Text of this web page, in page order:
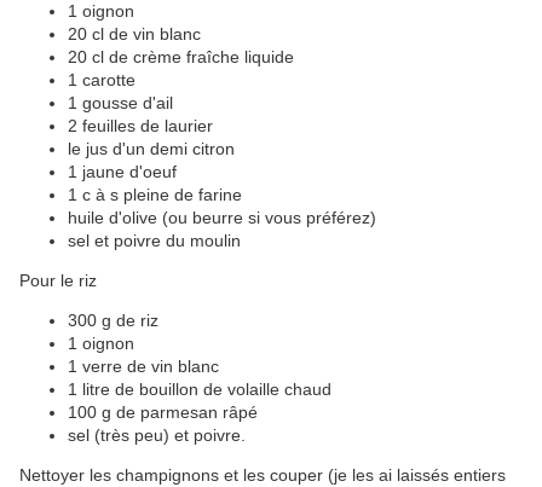
1 oignon
20 cl de vin blanc
20 cl de crème fraîche liquide
1 carotte
1 gousse d'ail
2 feuilles de laurier
le jus d'un demi citron
1 jaune d'oeuf
1 c à s pleine de farine
huile d'olive (ou beurre si vous préférez)
sel et poivre du moulin
Pour le riz
300 g de riz
1 oignon
1 verre de vin blanc
1 litre de bouillon de volaille chaud
100 g de parmesan râpé
sel (très peu) et poivre.
Nettoyer les champignons et les couper (je les ai laissés entiers